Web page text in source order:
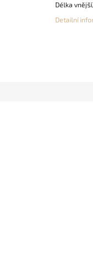
Délka
Detailní